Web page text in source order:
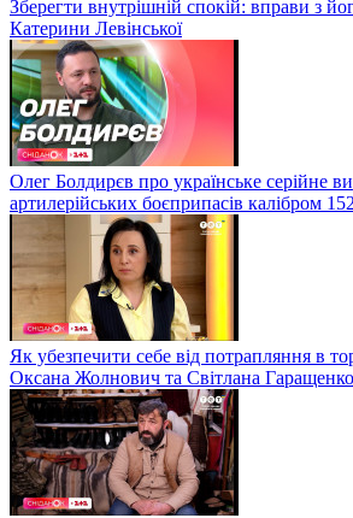
Зберегти внутрішній спокій: вправи з
Катерини Левінської
Олег Болдирєв про українське серійне
артилерійських боєприпасів калібром
Як убезпечити себе від потрапляння в
Оксана Жолнович та Світлана Гаращенко